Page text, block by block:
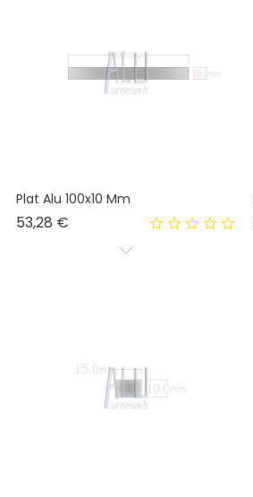
Plat Alu 100x10 Mm
53,28 €